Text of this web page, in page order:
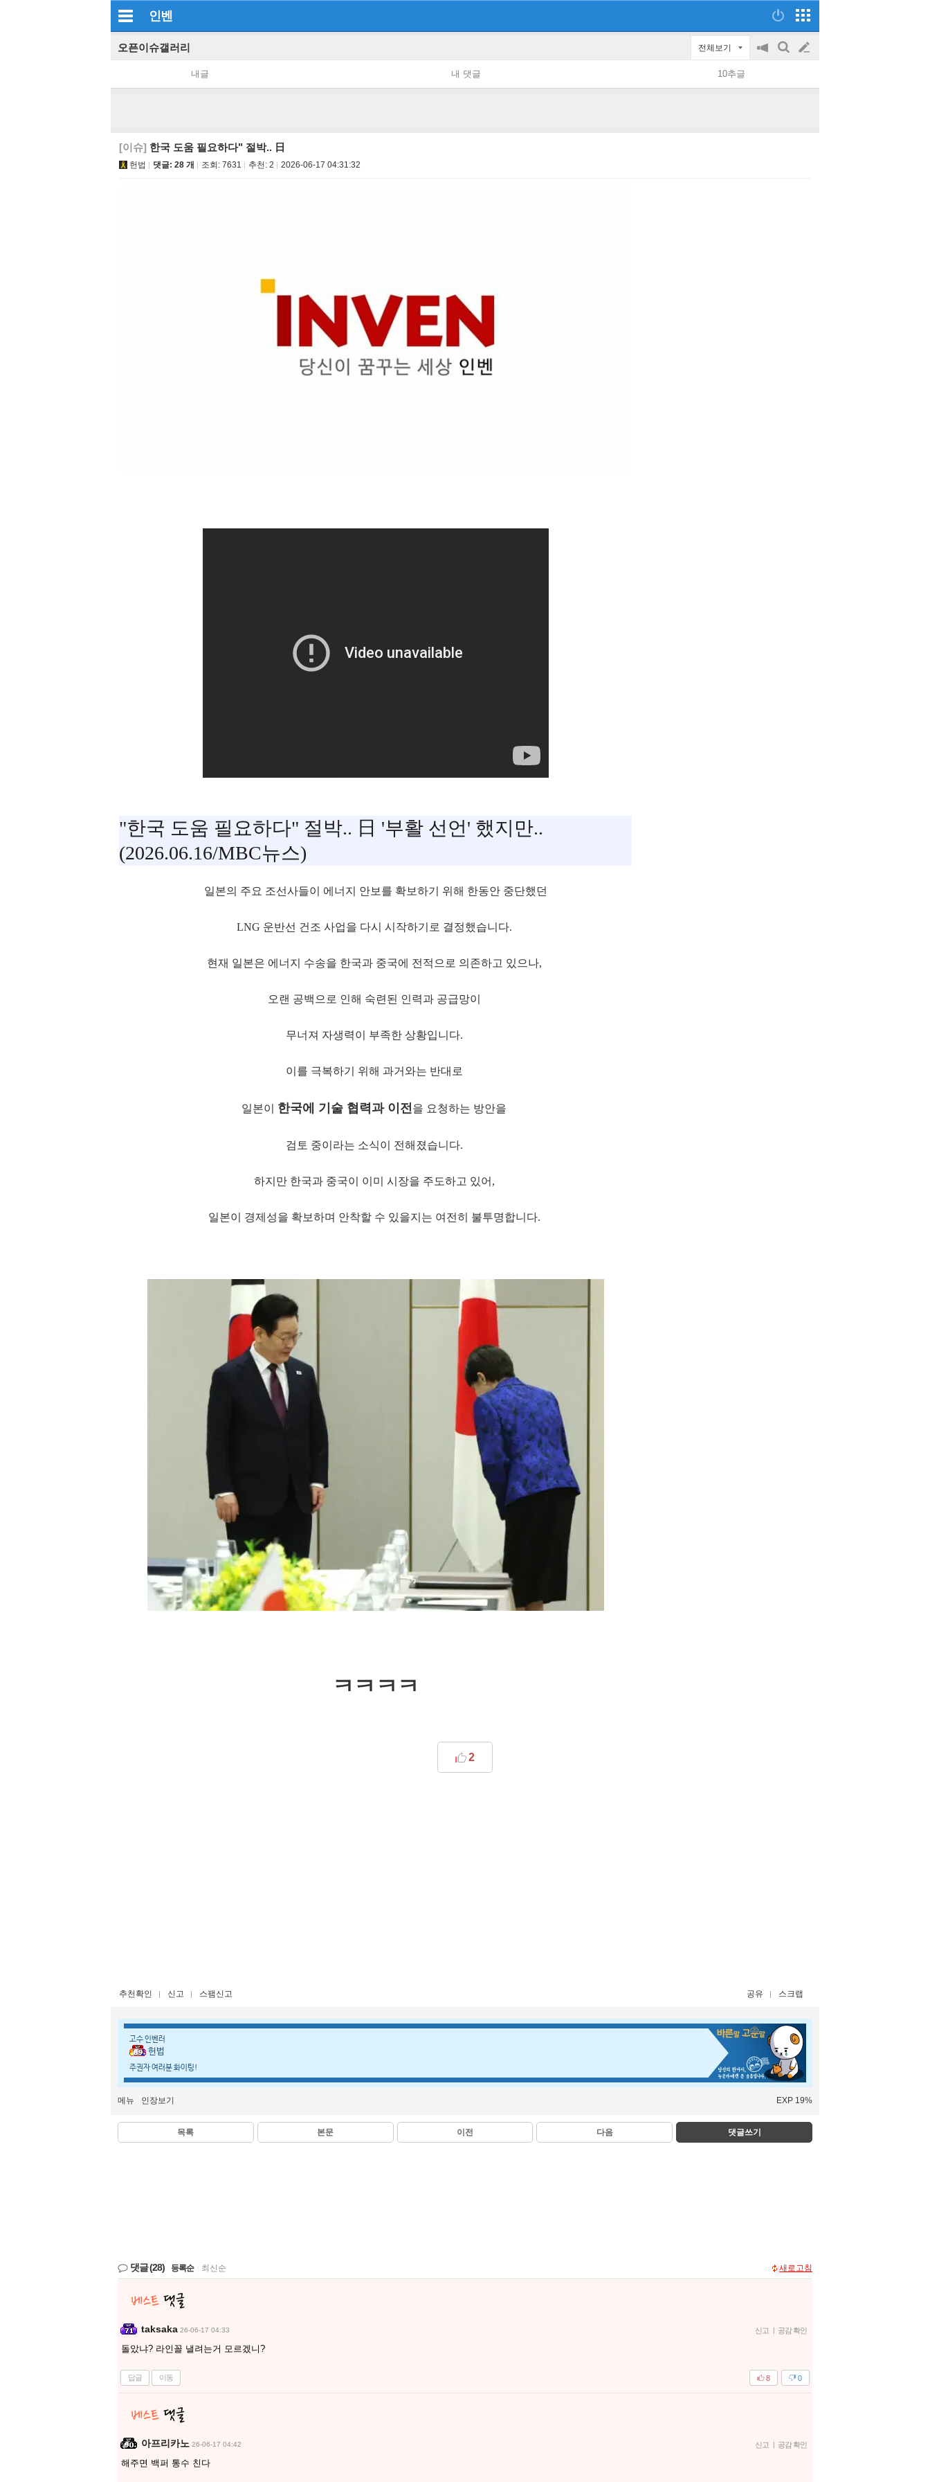
인벤
오픈이슈갤러리 전체보기
공
on/off
검
글
쓰
내글 내 댓글 10추글
[이슈] 한국 도움 필요하다" 절박.. 日
헌법 댓글: 28 개 조회: 7631 추천: 2 2026-06-17 04:31:32
"한국 도움 필요하다" 절박.. 日 '부활 선언' 했지만..
(2026.06.16/MBC뉴스)
일본의 주요 조선사들이 에너지 안보 를 확보하기 위해 한동안 중단했던
LNG 운반선 건조 사업을 다시 시작하기로 결정했습니다.
현재 일본은 에너지 수송을 한국과 중국에 전적으로 의존하고 있으나,
오랜 공백으로 인해 숙련된 인력과 공급망이
무너져 자생력이 부족한 상황입니다.
이를 극복하기 위해 과거와는 반대로
일본이 한국에 기술 협력과 이전을 요청하는 방안을
검토 중이라는 소식이 전해졌습니다.
하지만 한국과 중국이 이미 시장을 주도하고 있어,
일본이 경제성을 확보하며 안착할 수 있을지는 여전히 불투명합니다.
ㅋㅋㅋㅋ
2
추천확인 신고 스팸신고 공유 스크랩
고수 인벤러
헌법
주권자 여러분 화이팅!
메뉴 인장보기 EXP 19%
목록 본문 이전 다음 댓글쓰기
댓글(28) 등록순 최신순 새로고침
taksaka 26-06-17 04:33 신고 | 공감 확인
돌았냐? 라인꼴 낼려는거 모르겠니?
답글 이동 0
8
아프리카노 26-06-17 04:42 신고 | 공감 확인
해주면 백퍼 통수 친다